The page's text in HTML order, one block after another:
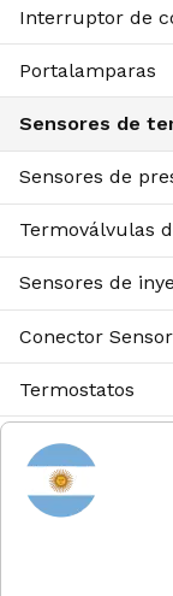
Interruptor de
Portalamparas
Sensores de
Sensores de
Termoválvulas
Sensores de
Conector
Termostatos